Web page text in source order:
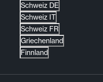
Schweiz DE
Schweiz IT
Schweiz FR
Griechenland
Finnland